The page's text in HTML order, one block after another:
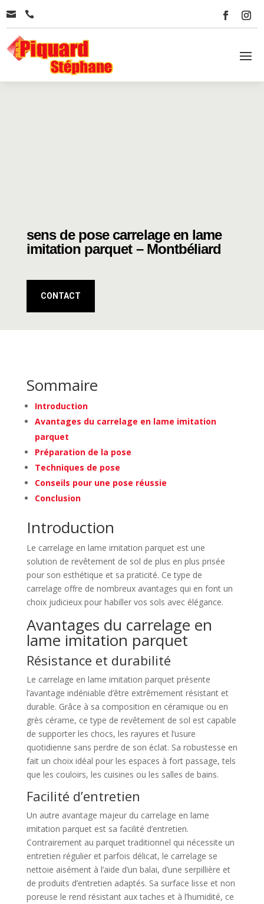
 
sens de pose carrelage en lame
imitation parquet – Montbéliard
CONTACT
Sommaire
Introduction
Avantages du carrelage en lame imitation
parquet
Préparation de la pose
Techniques de pose
Conseils pour une pose réussie
Conclusion
Introduction
Le carrelage en lame imitation parquet est une
solution de revêtement de sol de plus en plus prisée
pour son esthétique et sa praticité. Ce type de
carrelage offre de nombreux avantages qui en font un
choix judicieux pour habiller vos sols avec élégance.
Avantages du carrelage en
lame imitation parquet
Résistance et durabilité
Le carrelage en lame imitation parquet présente
l’avantage indéniable d’être extrêmement résistant et
durable. Grâce à sa composition en céramique ou en
grès cérame, ce type de revêtement de sol est capable
de supporter les chocs, les rayures et l’usure
quotidienne sans perdre de son éclat. Sa robustesse en
fait un choix idéal pour les espaces à fort passage, tels
que les couloirs, les cuisines ou les salles de bains.
Facilité d’entretien
Un autre avantage majeur du carrelage en lame
imitation parquet est sa facilité d’entretien.
Contrairement au parquet traditionnel qui nécessite un
entretien régulier et parfois délicat, le carrelage se
nettoie aisément à l’aide d’un balai, d’une serpillière et
de produits d’entretien adaptés. Sa surface lisse et non
poreuse le rend résistant aux taches et à l’humidité, ce